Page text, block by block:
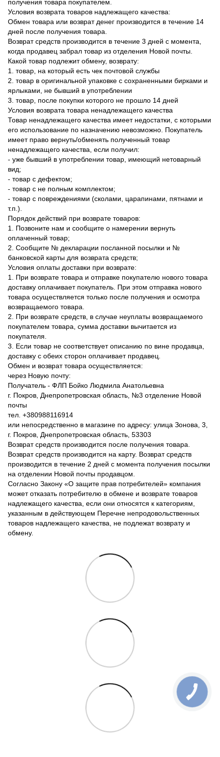
получения товара покупателем.
Условия возврата товаров надлежащего качества:
Обмен товара или возврат денег производится в течение 14
дней после получения товара.
Возврат средств производится в течение 3 дней с момента,
когда продавец забрал товар из отделения Новой почты.
Какой товар подлежит обмену, возврату:
1. товар, на который есть чек почтовой службы
2. товар в оригинальной упаковке с сохраненными бирками и
ярлыками, не бывший в употреблении
3. товар, после покупки которого не прошло 14 дней
Условия возврата товара ненадлежащего качества
Товар ненадлежащего качества имеет недостатки, с которыми
его использование по назначению невозможно. Покупатель
имеет право вернуть/обменять полученный товар
ненадлежащего качества, если получил:
- уже бывший в употреблении товар, имеющий нетоварный
вид;
- товар с дефектом;
- товар с не полным комплектом;
- товар с повреждениями (сколами, царапинами, пятнами и
т.п.).
Порядок действий при возврате товаров:
1. Позвоните нам и сообщите о намерении вернуть
оплаченный товар;
2. Сообщите № декларации посланной посылки и №
банковской карты для возврата средств;
Условия оплаты доставки при возврате:
1. При возврате товара и отправке покупателю нового товара
доставку оплачивает покупатель. При этом отправка нового
товара осуществляется только после получения и осмотра
возвращаемого товара.
2. При возврате средств, в случае неуплаты возвращаемого
покупателем товара, сумма доставки вычитается из
покупателя.
3. Если товар не соответствует описанию по вине продавца,
доставку с обеих сторон оплачивает продавец.
Обмен и возврат товара осуществляется:
через Новую почту:
Получатель - ФЛП Бойко Людмила Анатольевна
г. Покров, Днепропетровская область, №3 отделение Новой
почты
тел. +380988116914
или непосредственно в магазине по адресу: улица Зонова, 3,
г. Покров, Днепропетровская область, 53303
Возврат средств производится после получения товара.
Возврат средств производится на карту. Возврат средств
производится в течение 2 дней с момента получения посылки
на отделении Новой почты продавцом.
Согласно Закону «О защите прав потребителей» компания
может отказать потребителю в обмене и возврате товаров
надлежащего качества, если они относятся к категориям,
указанным в действующем Перечне непродовольственных
товаров надлежащего качества, не подлежат возврату и
обмену.